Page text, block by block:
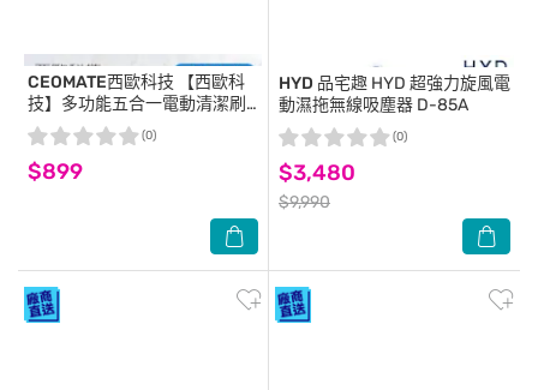
CEOMATE西歐科技 【西歐科
技】多功能五合一電動清潔刷
CME-CL1200
$899
(0)
HYD 品宅趣 HYD 超強力旋風電
動濕拖無線吸塵器 D-85A
$3,480
$9,990
(0)